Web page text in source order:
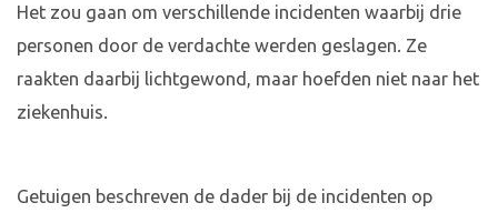
Het zou gaan om verschillende incidenten waarbij drie
personen door de verdachte werden geslagen. Ze
raakten daarbij lichtgewond, maar hoefden niet naar het
ziekenhuis.
Getuigen beschreven de dader bij de incidenten op